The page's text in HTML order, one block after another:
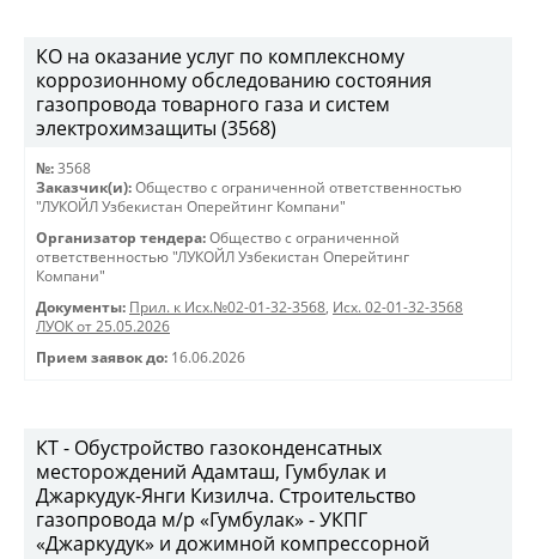
КО на оказание услуг по комплексному
коррозионному обследованию состояния
газопровода товарного газа и систем
электрохимзащиты (3568)
№: 3568
Заказчик(и): Общество с ограниченной ответственностью
"ЛУКОЙЛ Узбекистан Оперейтинг Компани"
Организатор тендера: Общество с ограниченной
ответственностью "ЛУКОЙЛ Узбекистан Оперейтинг
Компани"
Документы: Прил. к Исх.№02-01-32-3568, Исх. 02-01-32-3568
ЛУОК от 25.05.2026
Прием заявок до: 16.06.2026
КТ - Обустройство газоконденсатных
месторождений Адамташ, Гумбулак и
Джаркудук-Янги Кизилча. Строительство
газопровода м/р «Гумбулак» - УКПГ
«Джаркудук» и дожимной компрессорной